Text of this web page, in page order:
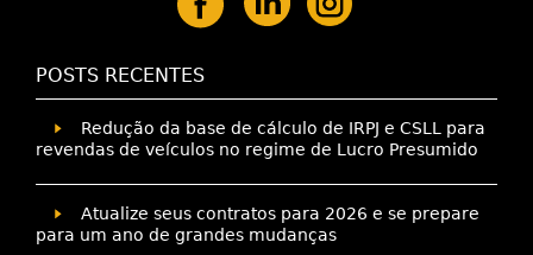
POSTS RECENTES
Redução da base de cálculo de IRPJ e CSLL para
revendas de veículos no regime de Lucro Presumido
Atualize seus contratos para 2026 e se prepare
para um ano de grandes mudanças